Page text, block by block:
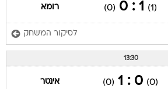
(1)
1 : 0
(0) רומא
לסיקור המשחק
13:30
(0)
0 : 1
(0) אינטר